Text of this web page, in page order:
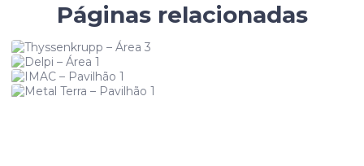
Páginas relacionadas
Thyssenkrupp – Área 3
Delpi – Área 1
IMAC – Pavilhão 1
Metal Terra – Pavilhão 1